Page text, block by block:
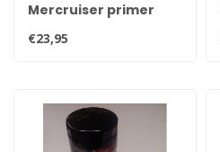
Mercruiser primer
spuitbus 400ml 92-
€23,95